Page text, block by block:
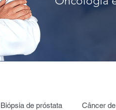
Biópsia de próstata Câncer